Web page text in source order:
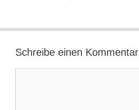
Schreibe einen Kommentar